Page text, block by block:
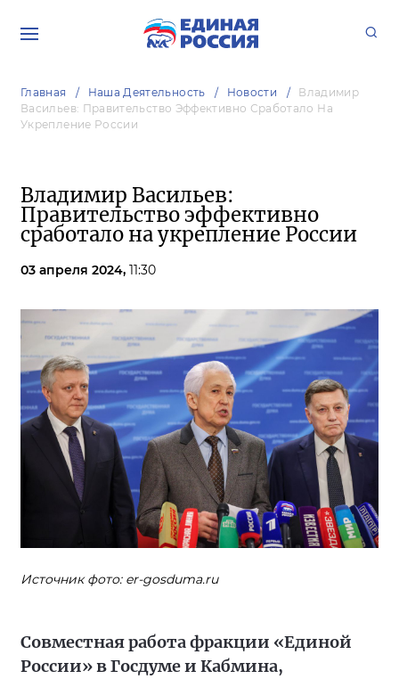
Главная Наша Деятельность Новости
Владимир
Васильев: Правительство Эффективно Сработало На
Укрепление России
Владимир Васильев:
Правительство эффективно
сработало на укрепление России
03 апреля 2024, 11:30
Источник фото: er-gosduma.ru
Совместная работа фракции «Единой
России» в Госдуме и Кабмина,